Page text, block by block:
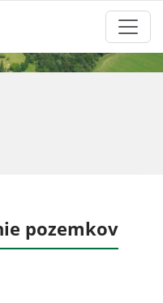
pozemkov